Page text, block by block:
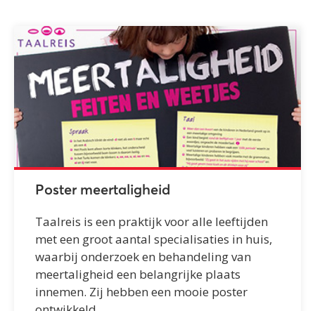
Poster meertaligheid
Taalreis is een praktijk voor alle leeftijden
met een groot aantal specialisaties in huis,
waarbij onderzoek en behandeling van
meertaligheid een belangrijke plaats
innemen. Zij hebben een mooie poster